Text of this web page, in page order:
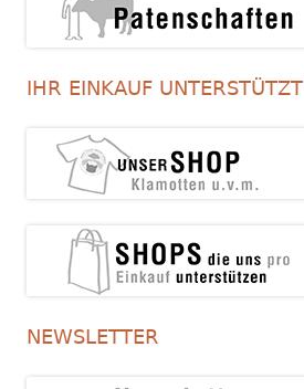
IHR EINKAUF UNTERSTÜTZT
NEWSLETTER